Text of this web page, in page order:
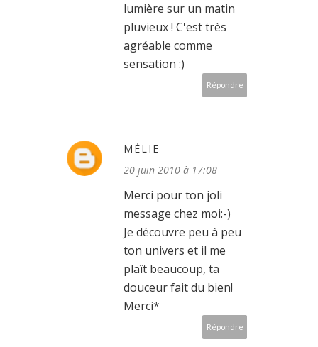
lumière sur un matin
pluvieux ! C'est très
agréable comme
sensation :)
Répondre
MÉLIE
20 juin 2010 à 17:08
Merci pour ton joli
message chez moi:-)
Je découvre peu à peu
ton univers et il me
plaît beaucoup, ta
douceur fait du bien!
Merci*
Répondre